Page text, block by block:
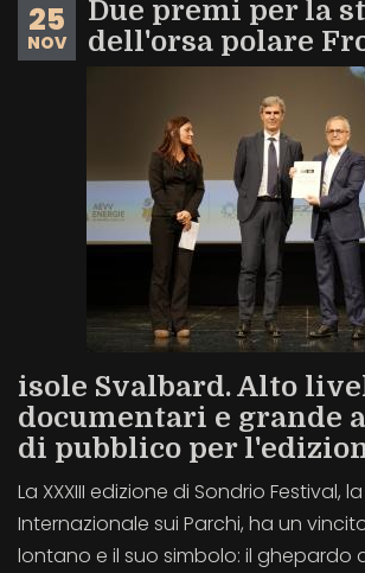
25
NOV
Due premi per la
dell'orsa polare
isole Svalbard. Alto
documentari e grande
di pubblico per
La XXXIII edizione di Sondrio Festival,
Internazionale sui Parchi, ha un
lontano e il suo simbolo: il ghepardo